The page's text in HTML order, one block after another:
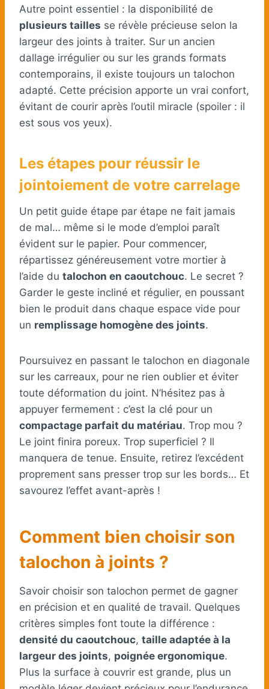
Autre point essentiel : la disponibilité de
plusieurs tailles se révèle précieuse selon la
largeur des joints à traiter. Sur un ancien
dallage irrégulier ou sur les grands formats
contemporains, il existe toujours un talochon
adapté. Cette précision apporte un vrai confort,
évitant de courir après l’outil miracle (spoiler : il
est sous vos yeux).
Les étapes pour réussir le
jointoiement de votre carrelage
Un petit guide étape par étape ne fait jamais
de mal… même si le mode d’emploi paraît
évident sur le papier. Pour commencer,
répartissez généreusement votre mortier à
l’aide du talochon en caoutchouc. Le secret ?
Garder le geste incliné et régulier, en poussant
bien le produit dans chaque espace vide pour
un remplissage homogène des joints.
Poursuivez en passant le talochon en diagonale
sur les carreaux, pour ne rien oublier et éviter
toute déformation du joint. N’hésitez pas à
appuyer fermement : c’est la clé pour un
compactage parfait du matériau. Trop mou ?
Le joint finira poreux. Trop superficiel ? Il
manquera de tenue. Ensuite, retirez l’excédent
proprement sans presser trop sur les bords… Et
savourez l’effet avant-après !
Comment bien choisir son
talochon à joints ?
Savoir choisir son talochon permet de gagner
en précision et en qualité de travail. Quelques
critères simples font toute la différence :
densité du caoutchouc, taille adaptée à la
largeur des joints, poignée ergonomique.
Plus la surface à couvrir est grande, plus un